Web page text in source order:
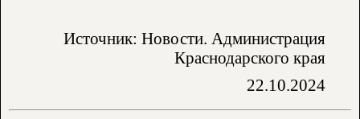
Источник: Новости. Администрация
Краснодарского края
22.10.2024